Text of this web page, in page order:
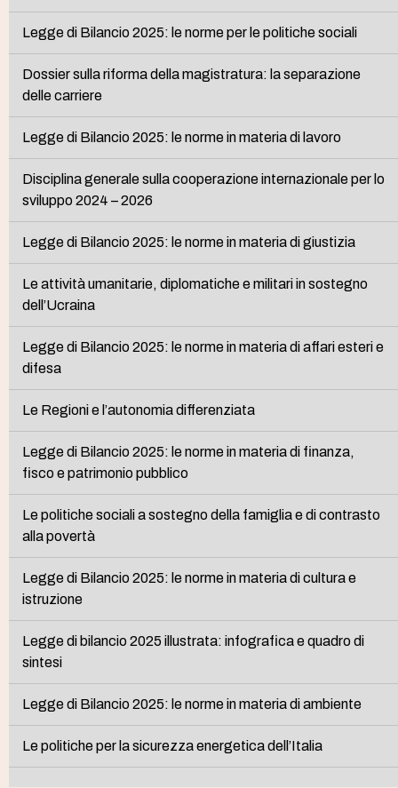
Legge di Bilancio 2025: le norme per le politiche sociali
Dossier sulla riforma della magistratura: la separazione
delle carriere
Legge di Bilancio 2025: le norme in materia di lavoro
Disciplina generale sulla cooperazione internazionale per lo
sviluppo 2024 – 2026
Legge di Bilancio 2025: le norme in materia di giustizia
Le attività umanitarie, diplomatiche e militari in sostegno
dell’Ucraina
Legge di Bilancio 2025: le norme in materia di affari esteri e
difesa
Le Regioni e l’autonomia differenziata
Legge di Bilancio 2025: le norme in materia di finanza,
fisco e patrimonio pubblico
Le politiche sociali a sostegno della famiglia e di contrasto
alla povertà
Legge di Bilancio 2025: le norme in materia di cultura e
istruzione
Legge di bilancio 2025 illustrata: infografica e quadro di
sintesi
Legge di Bilancio 2025: le norme in materia di ambiente
Le politiche per la sicurezza energetica dell’Italia